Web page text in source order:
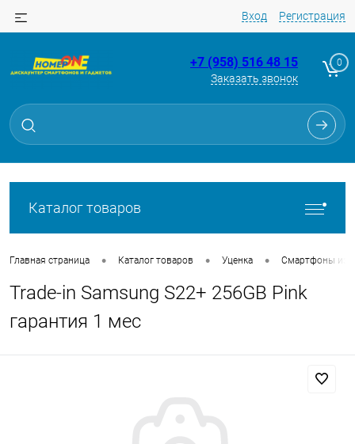
Вход Регистрация
+7 (958) 516 48 15
Заказать звонок
0
Каталог товаров
Главная страница • Каталог товаров • Уценка • Смартфоны из
Trade-in Samsung S22+ 256GB Pink
гарантия 1 мес
Для клиентов всех банков
Разбейте
без переплат
Сегодня